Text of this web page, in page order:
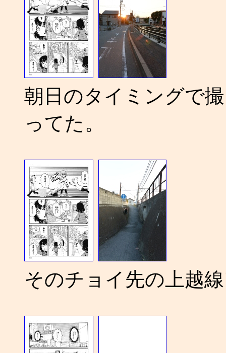
朝日のタイミングで
ってた。
そのチョイ先の上越